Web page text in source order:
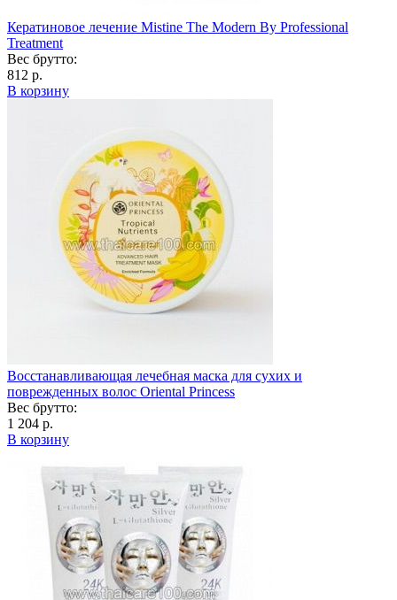
Кератиновое лечение Mistine The Modern By Professional
Treatment
Вес брутто:
812 р.
В корзину
Восстанавливающая лечебная маска для сухих и
поврежденных волос Oriental Princess
Вес брутто:
1 204 р.
В корзину